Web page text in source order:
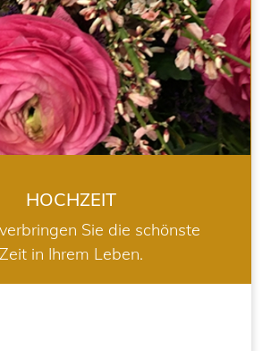
HOCHZEIT
Sie die schönste
Zeit in Ihrem Leben.